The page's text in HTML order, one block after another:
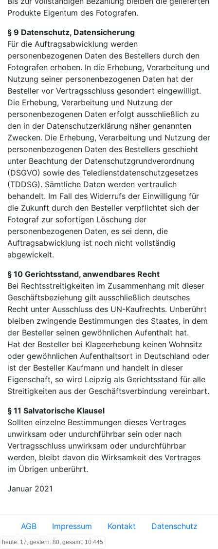
Produkte Eigentum des Fotografen.
§ 9 Datenschutz, Datensicherung
Für die Auftragsabwicklung werden
personenbezogenen Daten des Bestellers durch den
Fotografen erhoben. In die Erhebung, Verarbeitung und
Nutzung seiner personenbezogenen Daten hat der
Besteller vor Vertragsschluss gesondert eingewilligt.
Die Erhebung, Verarbeitung und Nutzung der
personenbezogenen Daten erfolgt ausschließlich zu
den in der Datenschutzerklärung näher genannten
Zwecken. Die Erhebung, Verarbeitung und Nutzung der
personenbezogenen Daten des Bestellers geschieht
unter Beachtung der Datenschutzgrundverordnung
(DSGVO) sowie des Teledienstdatenschutzgesetzes
(TDDSG). Sämtliche Daten werden vertraulich
behandelt. Im Fall des Widerrufs der Einwilligung für
die Zukunft durch den Besteller verpflichtet sich der
Fotograf zur sofortigen Löschung der
personenbezogenen Daten, es sei denn, die
Auftragsabwicklung ist noch nicht vollständig
abgewickelt.
§ 10 Gerichtsstand, anwendbares Recht
Bei Rechtsstreitigkeiten im Zusammenhang mit dieser
Geschäftsbeziehung gilt ausschließlich deutsches
Recht unter Ausschluss des UN-Kaufrechts. Unberührt
bleiben zwingende Bestimmungen des Staates, in dem
der Besteller seinen gewöhnlichen Aufenthalt hat.
Hat der Besteller bei Klageerhebung keinen Wohnsitz
oder gewöhnlichen Aufenthaltsort in Deutschland oder
ist der Besteller Kaufmann und handelt in dieser
Eigenschaft, so wird Leipzig als Gerichtsstand für alle
Streitigkeiten aus der Geschäftsverbindung vereinbart.
§ 11 Salvatorische Klausel
Sollten einzelne Bestimmungen dieses Vertrages
unwirksam oder undurchführbar sein oder nach
Vertragsschluss unwirksam oder undurchführbar
werden, bleibt davon die Wirksamkeit des Vertrages
im Übrigen unberührt.
Januar 2021
AGB Impressum Kontakt Datenschutz
heute: 17, gestern: 80, gesamt: 10.445